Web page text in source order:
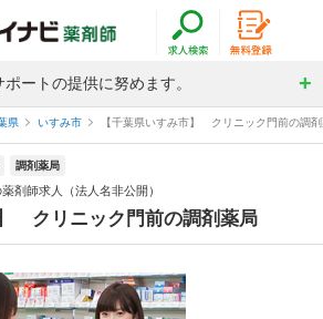
ートの提供に努めます。
県 いすみ市 【千葉県いすみ市】 クリニック門前の調
調剤薬局
剤師求人（法人名非公開）
クリニック門前の調剤薬局